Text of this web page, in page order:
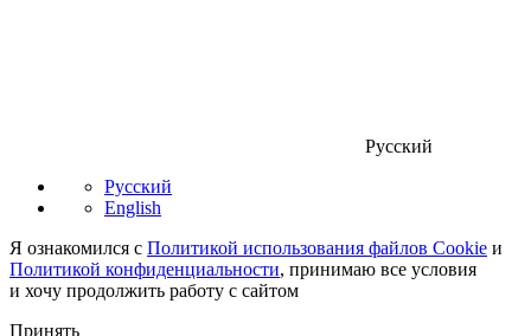
Русский
Русский
English
Я ознакомился с Политикой использования файлов Cookie и
Политикой конфиденциальности, принимаю все условия
и хочу продолжить работу с сайтом
Принять